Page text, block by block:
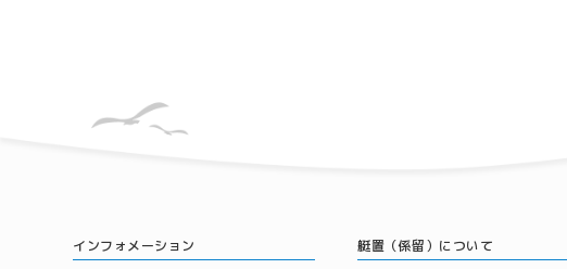
インフォメーション 艇置（係留）について